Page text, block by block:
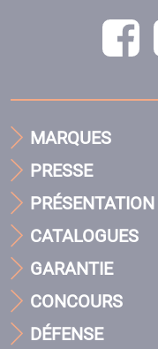
MARQUES
PRESSE
PRÉSENTATION
CATALOGUES
GARANTIE
CONCOURS
DÉFENSE